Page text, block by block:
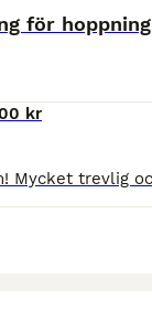
för hoppning
kr